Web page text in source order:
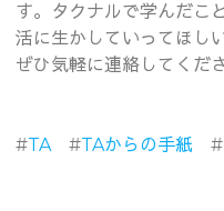
す。タクナルで学んだこ
活に生かしていってほし
ぜひ気軽に連絡してくだ
#TA #TAからの手紙 #